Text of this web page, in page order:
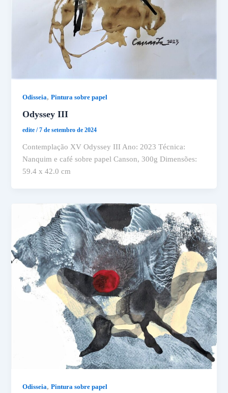
Odisseia,Pintura sobre papel
Odyssey III
edite/7 de setembro de 2024
Contemplação XV Odyssey III Ano: 2023 Técnica:
Nanquim e café sobre papel Canson, 300g Dimensões:
59.4 x 42.0 cm
Odisseia,Pintura sobre papel